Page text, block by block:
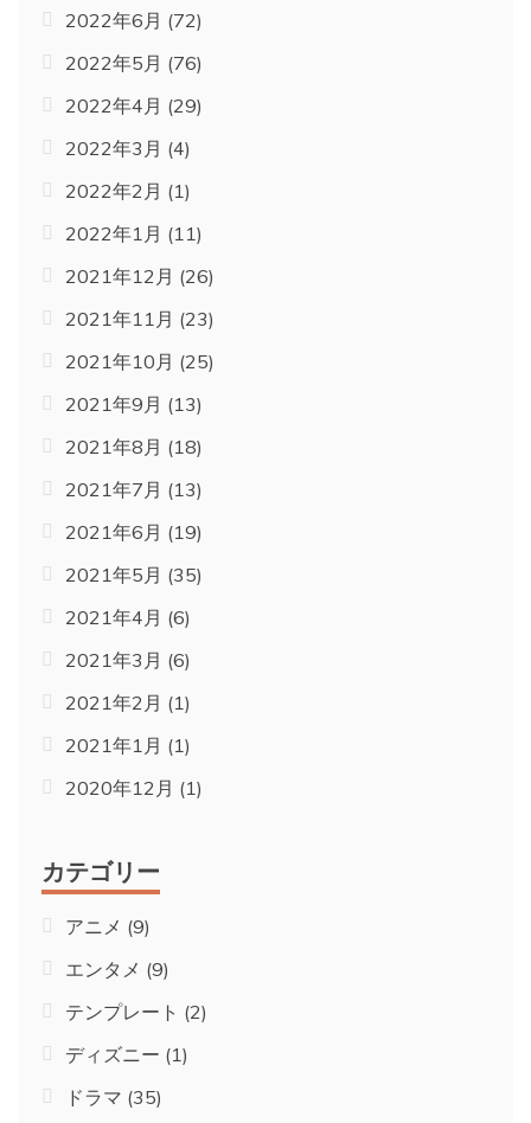
2022年6月 (72)
2022年5月 (76)
2022年4月 (29)
2022年3月 (4)
2022年2月 (1)
2022年1月 (11)
2021年12月 (26)
2021年11月 (23)
2021年10月 (25)
2021年9月 (13)
2021年8月 (18)
2021年7月 (13)
2021年6月 (19)
2021年5月 (35)
2021年4月 (6)
2021年3月 (6)
2021年2月 (1)
2021年1月 (1)
2020年12月 (1)
カテゴリー
アニメ (9)
エンタメ (9)
テンプレート (2)
ディズニー (1)
ドラマ (35)